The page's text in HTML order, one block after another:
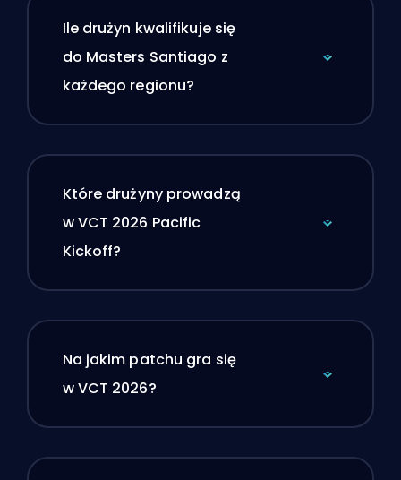
Ile drużyn kwalifikuje się
do Masters Santiago z
każdego regionu?
Które drużyny prowadzą
w VCT 2026 Pacific
Kickoff?
Na jakim patchu gra się
w VCT 2026?